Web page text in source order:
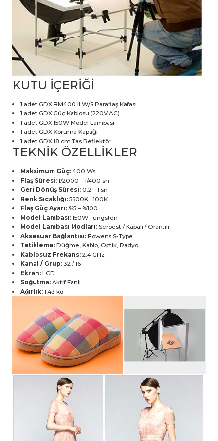
KUTU İÇERİĞİ
1 adet GDX BM400 II W/S Paraflaş Kafası
1 adet GDX Güç Kablosu (220V AC)
1 adet GDX 150W Model Lambası
1 adet GDX Koruma Kapağı
1 adet GDX 18 cm Tas Reflektör
TEKNİK ÖZELLİKLER
Maksimum Güç:400 Ws
Flaş Süresi:1/2000 – 1/400 sn
Geri Dönüş Süresi:0.2 – 1 sn
Renk Sıcaklığı:5600K ±100K
Flaş Güç Ayarı:%5 – %100
Model Lambası:150W Tungsten
Model Lambası Modları:Serbest / Kapalı / Orantılı
Aksesuar Bağlantısı:Bowens S-Type
Tetikleme:Düğme, Kablo, Optik, Radyo
Kablosuz Frekans:2.4 GHz
Kanal / Grup:32 / 16
Ekran:LCD
Soğutma:Aktif Fanlı
Ağırlık:1,43 kg